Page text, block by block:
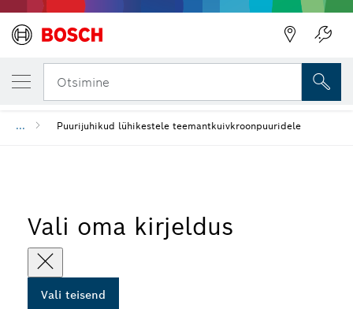
Otsimine
... Puurijuhikud lühikestele teemantkuivkroonpuuridele
Vali oma kirjeldus
Vali teisend
SINU VALITUD TEISEND
Puurijuhik